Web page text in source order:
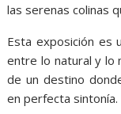
las serenas colinas
Esta exposición es
entre lo natural y lo
de un destino
en perfecta sintonía.